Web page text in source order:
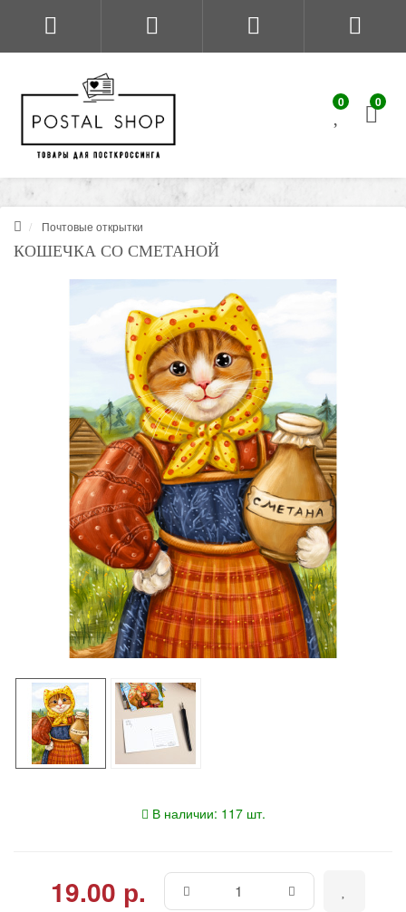
0 0
Почтовые открытки
КОШЕЧКА СО СМЕТАНОЙ
В наличии: 117 шт.
19.00 р.